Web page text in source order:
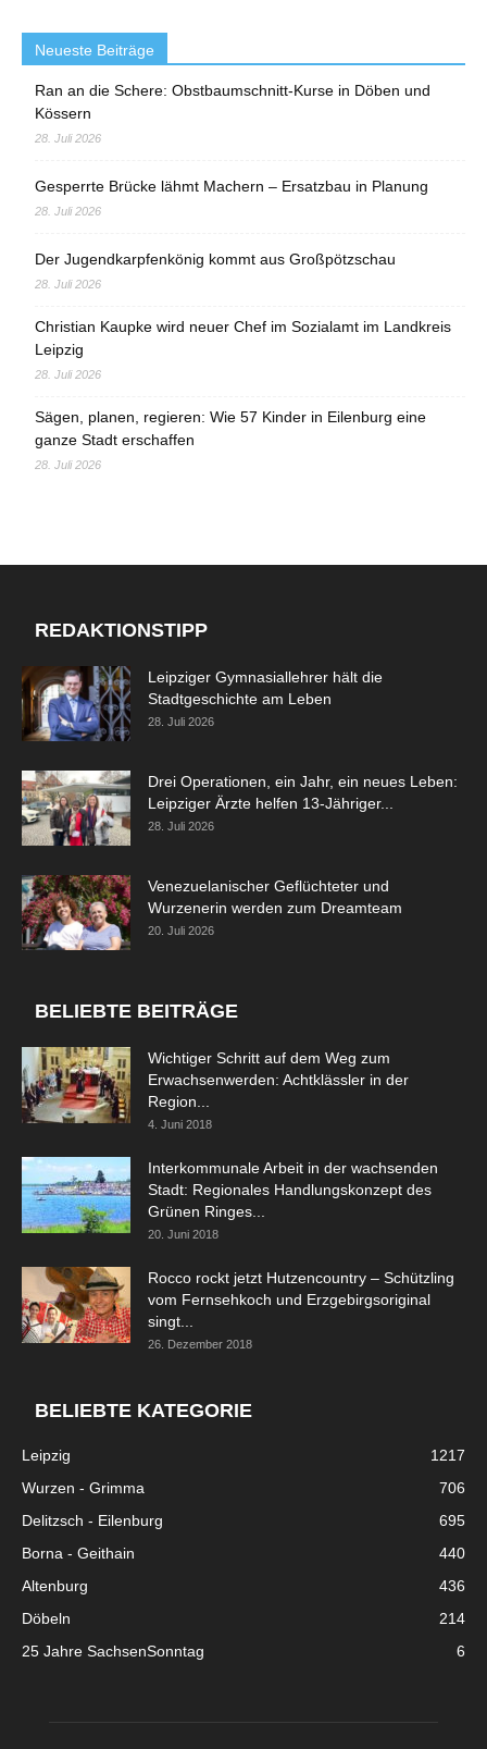
Neueste Beiträge
Ran an die Schere: Obstbaumschnitt-Kurse in Döben und
Kössern
28. Juli 2026
Gesperrte Brücke lähmt Machern – Ersatzbau in Planung
28. Juli 2026
Der Jugendkarpfenkönig kommt aus Großpötzschau
28. Juli 2026
Christian Kaupke wird neuer Chef im Sozialamt im Landkreis
Leipzig
28. Juli 2026
Sägen, planen, regieren: Wie 57 Kinder in Eilenburg eine
ganze Stadt erschaffen
28. Juli 2026
REDAKTIONSTIPP
Leipziger Gymnasiallehrer hält die
Stadtgeschichte am Leben
28. Juli 2026
Drei Operationen, ein Jahr, ein neues Leben:
Leipziger Ärzte helfen 13-Jähriger...
28. Juli 2026
Venezuelanischer Geflüchteter und
Wurzenerin werden zum Dreamteam
20. Juli 2026
BELIEBTE BEITRÄGE
Wichtiger Schritt auf dem Weg zum
Erwachsenwerden: Achtklässler in der
Region...
4. Juni 2018
Interkommunale Arbeit in der wachsenden
Stadt: Regionales Handlungskonzept des
Grünen Ringes...
20. Juni 2018
Rocco rockt jetzt Hutzencountry – Schützling
vom Fernsehkoch und Erzgebirgsoriginal
singt...
26. Dezember 2018
BELIEBTE KATEGORIE
Leipzig
1217
Wurzen - Grimma
706
Delitzsch - Eilenburg
695
Borna - Geithain
440
Altenburg
436
Döbeln
214
25 Jahre SachsenSonntag
6